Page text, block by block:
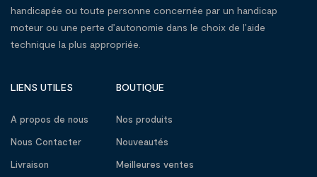
handicapée ou toute personne concernée par un handicap
moteur ou une perte d’autonomie dans le choix de l’aide
technique la plus appropriée.
LIENS UTILES
A propos de nous
Nous Contacter
Livraison
BOUTIQUE
Nos produits
Nouveautés
Meilleures ventes